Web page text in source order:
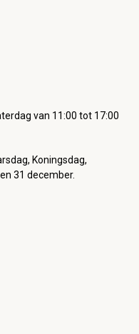
van 11:00 tot 17:00
Koningsdag,
31 december.